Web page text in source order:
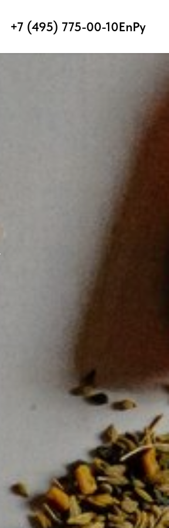
+7 (495) 775-00-10EnРу